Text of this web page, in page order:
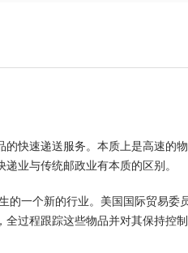
快速递送服务。本质上是高速的
业与传统邮政业有本质的区别。
的一个新的行业。美国国际贸易
过程跟踪这些物品并对其保持控